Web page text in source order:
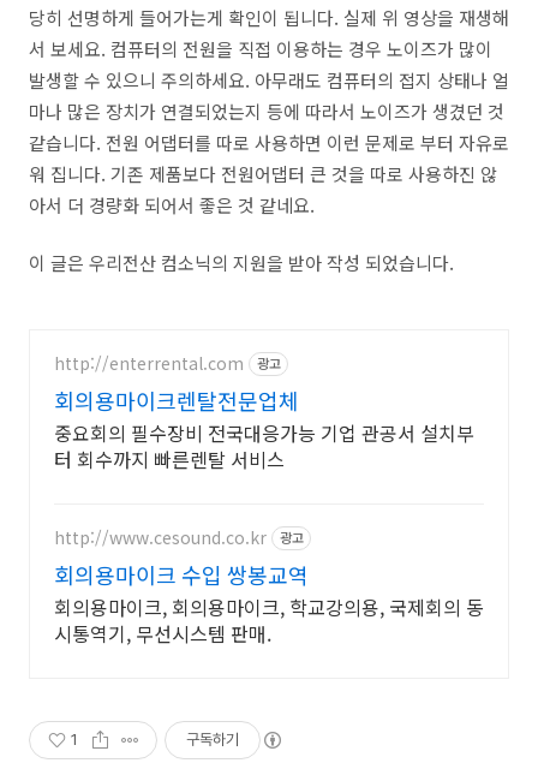
당히 선명하게 들어가는게 확인이 됩니다. 실제 위 영상을 재생해
서 보세요. 컴퓨터의 전원을 직접 이용하는 경우 노이즈가 많이
발생할 수 있으니 주의하세요. 아무래도 컴퓨터의 접지 상태나 얼
마나 많은 장치가 연결되었는지 등에 따라서 노이즈가 생겼던 것
같습니다. 전원 어댑터를 따로 사용하면 이런 문제로 부터 자유로
워 집니다. 기존 제품보다 전원어댑터 큰 것을 따로 사용하진 않
아서 더 경량화 되어서 좋은 것 같네요.
이 글은 우리전산 컴소닉의 지원을 받아 작성 되었습니다.
http://enterrental.com 광고
회의용마이크렌탈전문업체
중요회의 필수장비 전국대응가능 기업 관공서 설치부
터 회수까지 빠른렌탈 서비스
http://www.cesound.co.kr 광고
회의용마이크 수입 쌍봉교역
회의용마이크, 회의용마이크, 학교강의용, 국제회의 동
시통역기, 무선시스템 판매.
1 구독하기